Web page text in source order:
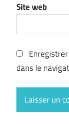
Site web
dans le